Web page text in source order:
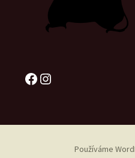
Facebook
Instagram
Používáme